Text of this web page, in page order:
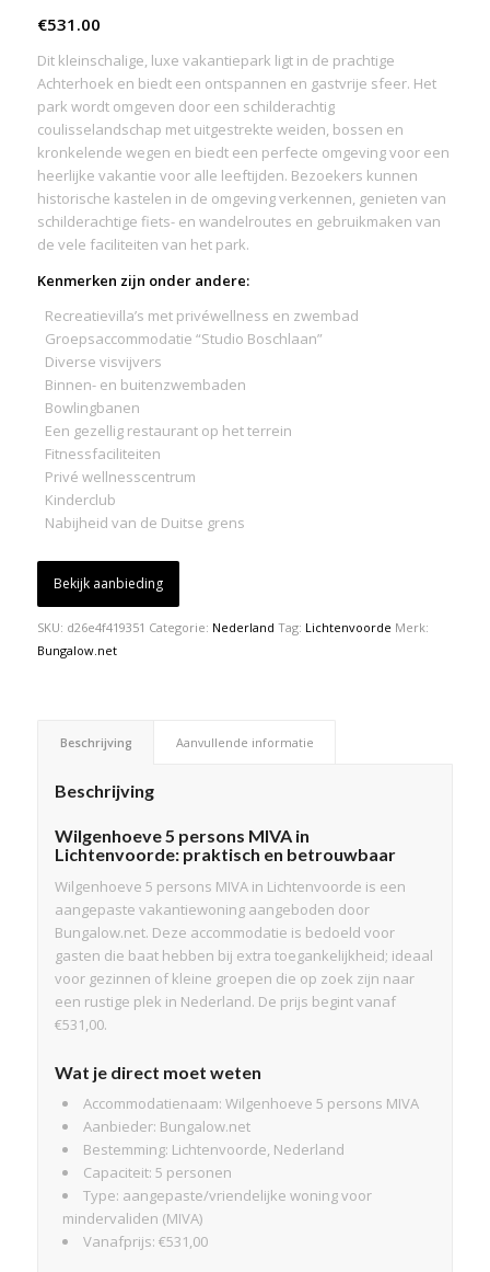
€531.00
Dit kleinschalige, luxe vakantiepark ligt in de prachtige
Achterhoek en biedt een ontspannen en gastvrije sfeer. Het
park wordt omgeven door een schilderachtig
coulisselandschap met uitgestrekte weiden, bossen en
kronkelende wegen en biedt een perfecte omgeving voor een
heerlijke vakantie voor alle leeftijden. Bezoekers kunnen
historische kastelen in de omgeving verkennen, genieten van
schilderachtige fiets- en wandelroutes en gebruikmaken van
de vele faciliteiten van het park.
Kenmerken zijn onder andere:
Recreatievilla’s met privéwellness en zwembad
Groepsaccommodatie “Studio Boschlaan”
Diverse visvijvers
Binnen- en buitenzwembaden
Bowlingbanen
Een gezellig restaurant op het terrein
Fitnessfaciliteiten
Privé wellnesscentrum
Kinderclub
Nabijheid van de Duitse grens
Bekijk aanbieding
SKU: d26e4f419351 Categorie: Nederland Tag: Lichtenvoorde Merk:
Bungalow.net
Beschrijving Aanvullende informatie
Beschrijving
Wilgenhoeve 5 persons MIVA in
Lichtenvoorde: praktisch en betrouwbaar
Wilgenhoeve 5 persons MIVA in Lichtenvoorde is een
aangepaste vakantiewoning aangeboden door
Bungalow.net. Deze accommodatie is bedoeld voor
gasten die baat hebben bij extra toegankelijkheid; ideaal
voor gezinnen of kleine groepen die op zoek zijn naar
een rustige plek in Nederland. De prijs begint vanaf
€531,00.
Wat je direct moet weten
Accommodatienaam: Wilgenhoeve 5 persons MIVA
Aanbieder: Bungalow.net
Bestemming: Lichtenvoorde, Nederland
Capaciteit: 5 personen
Type: aangepaste/vriendelijke woning voor
mindervaliden (MIVA)
Vanafprijs: €531,00